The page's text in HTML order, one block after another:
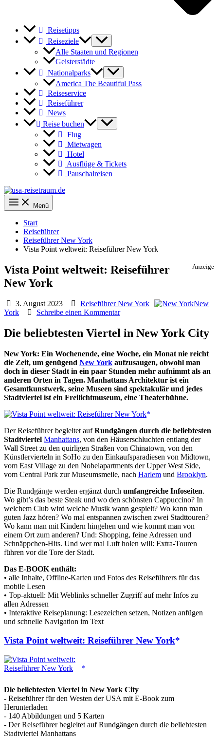
Reisetipps
Reiseziele
Alle Staaten und Regionen
Geisterstädte
Nationalparks
America The Beautiful Pass
Reiseservice
Reiseführer
News
Reise buchen
Flug
Mietwagen
Hotel
Ausflüge & Tickets
Pauschalreisen
Menü
Start
Reiseführer
Reiseführer New York
Vista Point weltweit: Reiseführer New York
Anzeige
Vista Point weltweit: Reiseführer
New York
3. August 2023 Reiseführer New York
New
York
Schreibe einen Kommentar
Die beliebtesten Viertel in New York City
New York: Ein Wochenende, eine Woche, ein Monat nie reicht
die Zeit, um genügend New York aufzusaugen, obwohl man
doch in dieser Stadt in ein paar Stunden mehr aufnimmt als an
anderen Orten in Tagen. Manhattans Architektur ist ein
Gesamtkunstwerk, seine Museen sind spektakulär und jedes
Stadtviertel ist ein Freilichtmuseum, eine Theaterbühne.
Der Reiseführer begleitet aufRundgängen durch die beliebtesten
Stadtviertel Manhattans, von den Häuserschluchten entlang der
Wall Street zu den quirligen Straßen von Chinatown, von den
Künstlervierteln in SoHo zu den Einkaufsparadiesen von Midtown,
vom East Village zu den Nobelapartments der Upper West Side,
vom Central Park zur Museumsmeile, nach Harlem und Brooklyn.
Die Rundgänge werden ergänzt durch umfangreiche Infoseiten.
Wo gibt’s das beste Steak und wo den schönsten Cappuccino? In
welchem Club wird welche Musik wann gespielt? Wo kann man
guten Jazz hören? Wo mal entspannen zwischen zwei Stadttouren?
Wo kann man mit Kindern hingehen und wie kommt man von
einem Ort zum anderen? Und: Shopping, feine Adressen und
Schnäppchen-Hits. Und wer mal Luft holen will: Extra-Touren
führen vor die Tore der Stadt.
Das E-BOOK enthält:
• alle Inhalte, Offline-Karten und Fotos des Reiseführers für das
mobile Lesen
• Top-aktuell: Mit Weblinks schneller Zugriff auf mehr Infos zu
allen Adressen
• Interaktive Reiseplanung: Lesezeichen setzen, Notizen anfügen
und schnelle Navigation im Text
Vista Point weltweit: Reiseführer New York
Die beliebtesten Viertel in New York City
- Reiseführer für den Westen der USA mit E-Book zum
Herunterladen
- 140 Abbildungen und 5 Karten
- Der Reiseführer begleitet auf Rundgängen durch die beliebtesten
Stadtviertel Manhattans